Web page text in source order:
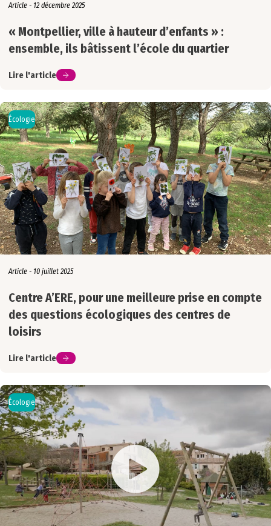
Article - 12 décembre 2025
« Montpellier, ville à hauteur d’enfants » :
ensemble, ils bâtissent l’école du quartier
Lire l'article
Écologie
Article - 10 juillet 2025
Centre A’ERE, pour une meilleure prise en compte
des questions écologiques des centres de
loisirs
Lire l'article
Écologie